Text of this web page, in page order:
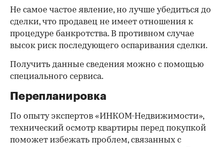
Не самое частое явление, но лучше убедиться до
сделки, что продавец не имеет отношения к
процедуре банкротства. В противном случае
высок риск последующего оспаривания сделки.
Получить данные сведения можно с помощью
специального сервиса.
Перепланировка
По опыту экспертов «ИНКОМ-Недвижимости»,
технический осмотр квартиры перед покупкой
поможет избежать проблем, связанных с